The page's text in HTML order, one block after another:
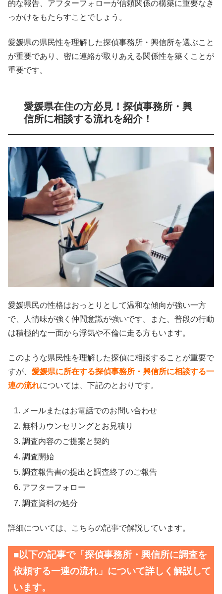
的な報告、アフターフォローが信頼関係の構築に重要なき
っかけをもたらすことでしょう。
愛媛県の県民性を理解した探偵事務所・興信所を選ぶこと
が重要であり、密に連絡が取りあえる関係性を築くことが
重要です。
愛媛県在住の方必見！探偵事務所・興
信所に相談する流れを紹介！
愛媛県民の性格はおっとりとして温和な傾向が強い一方
で、人情味が強く仲間意識が強いです。また、普段の行動
は積極的な一面から浮気や不倫に走る方もいます。
このような県民性を理解した探偵に相談することが重要で
すが、 愛媛県に所在する探偵事務所・興信所に相談する一
連の流れについては、下記のとおりです。
メールまたはお電話でのお問い合わせ
無料カウンセリングとお見積り
調査内容のご提案と契約
調査開始
調査報告書の提出と調査終了のご報告
アフターフォロー
調査資料の処分
詳細については、こちらの記事で解説しています。
■以下の記事で「探偵事務所・興信所に調査を
依頼する一連の流れ」について詳しく解説して
います。